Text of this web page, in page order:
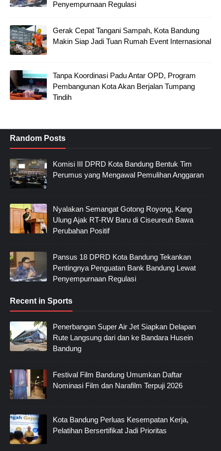
Penyempurnaan Regulasi
Gerak Cepat Tangani Sampah, Kota Bandung
Makin Siap Jadi Tuan Rumah Event Internasional
Tanpa Koordinasi Padu Antar OPD, Program
Pembangunan Kota Akan Berjalan Tumpang
Tindih
Random Posts
Komisi III DPRD Kota Bandung Bentuk Tim
Perumus yang Mengawal Pemulihan Anggaran
Nyalakan Semangat Gotong Royong, Kang
Ulung Ajak RT-RW Baru di Ciseureuh Bawa
Perubahan Positif
Pansus 18 DPRD Kota Bandung Tekankan
Pentingnya Penguatan Bank Bandung Lewat
Penyempurnaan Regulasi
Recent in Sports
Penerbangan Super Air Jet Siapkan Delapan
Rute Langsung dari dan ke Bandara Husein
Bandung
Festival Film Bandung Umumkan Daftar
Nominasi Film dan Narafilm Terpuji 2026
Kota Bandung Perluas Kesempatan Kerja,
Pelatihan Bersertifikat Jadi Prioritas